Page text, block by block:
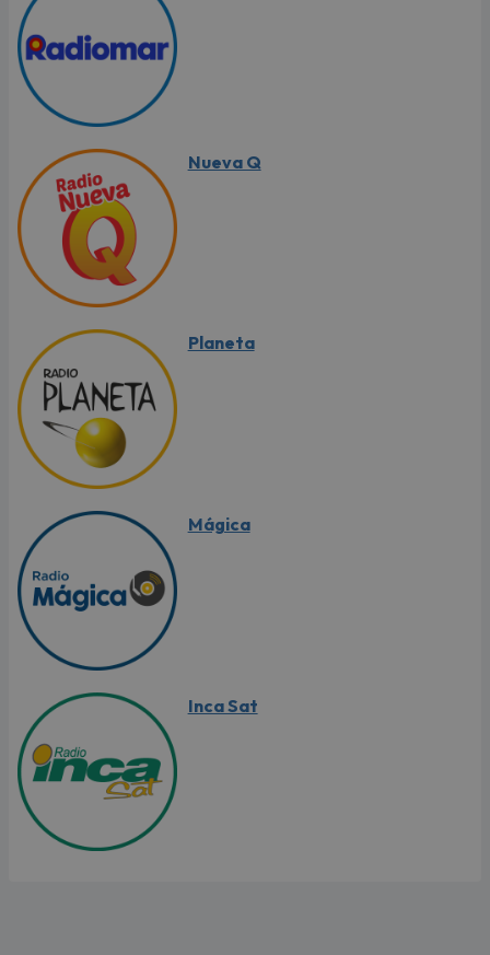
Nueva Q
Planeta
Mágica
Inca Sat